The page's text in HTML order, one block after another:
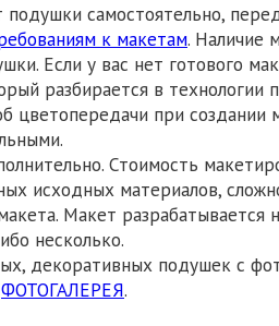
самостоятельно,
к макетам. Наличие
Если у вас нет готового
разбирается в технологии
цветопередачи при создании
Стоимость
исходных материалов,
Макет разрабатывается
несколько.
декоративных подушек с
ФОТОГАЛЕРЕЯ.